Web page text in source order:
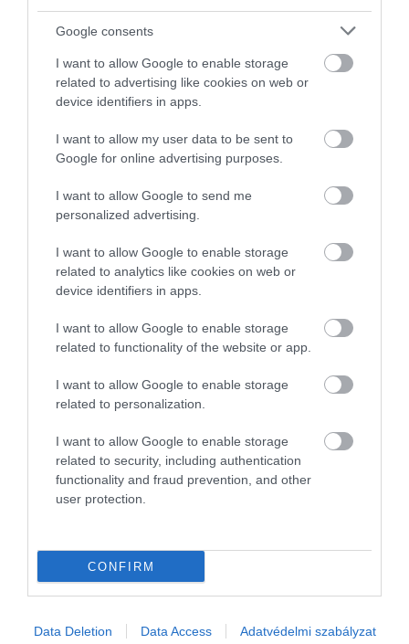
Google consents
I want to allow Google to enable storage
related to advertising like cookies on web or
device identifiers in apps.
I want to allow my user data to be sent to
Google for online advertising purposes.
I want to allow Google to send me
personalized advertising.
I want to allow Google to enable storage
related to analytics like cookies on web or
device identifiers in apps.
I want to allow Google to enable storage
related to functionality of the website or app.
I want to allow Google to enable storage
related to personalization.
I want to allow Google to enable storage
related to security, including authentication
functionality and fraud prevention, and other
user protection.
CONFIRM
Data Deletion Data Access Adatvédelmi szabályzat
Bár a párizsi olimpia augusztus 11-én
tovább él. Ennek apropóján úgy
döntöttünk, hogy összegyűjtük azokat a
kiemelkedően jól szerepelt a torna elmúlt
128 évében.
5 sportág, amiben szinte
verhetetlenek vagyunk az
olimpiákon